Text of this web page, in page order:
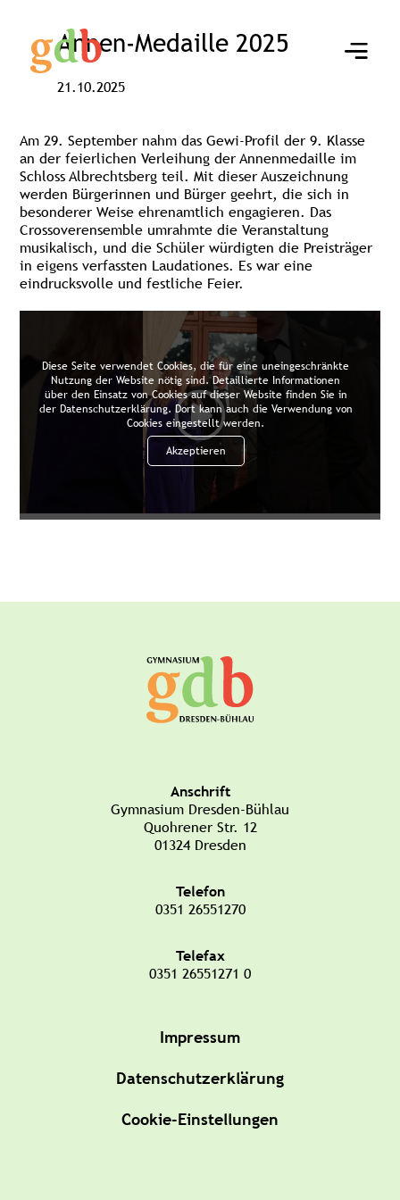
Annen-Medaille 2025
21.10.2025
Am 29. September nahm das Gewi-Profil der 9. Klasse
an der feierlichen Verleihung der Annenmedaille im
Schloss Albrechtsberg teil. Mit dieser Auszeichnung
werden Bürgerinnen und Bürger geehrt, die sich in
besonderer Weise ehrenamtlich engagieren. Das
Crossoverensemble umrahmte die Veranstaltung
musikalisch, und die Schüler würdigten die Preisträger
in eigens verfassten Laudationes. Es war eine
eindrucksvolle und festliche Feier.
Diese Seite verwendet Cookies, die für eine uneingeschränkte
Nutzung der Website nötig sind. Detaillierte Informationen
über den Einsatz von Cookies auf dieser Website finden Sie in
der Datenschutzerklärung. Dort kann auch die Verwendung von
Cookies eingestellt werden.
Akzeptieren
Anschrift
Gymnasium Dresden-Bühlau
Quohrener Str. 12
01324 Dresden
Telefon
0351 26551270
Telefax
0351 26551271 0
Impressum
Datenschutzerklärung
Cookie-Einstellungen